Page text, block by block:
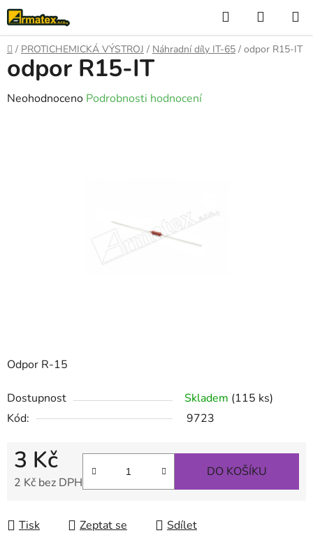
Přejít
na
obsah
Hledat
KOŠÍK
Domů
/ PROTICHEMICKÁ VÝSTROJ / Náhradní díly IT-65 / odpor R15-IT
Odpor R-15
Dostupnost Skladem (115 ks)
Kód:
9723
3 Kč
2 Kč bez DPH
DO KOŠÍKU
Tisk Zeptat se Sdílet
odpor R15-IT
Průměrné
Neohodnoceno Podrobnosti hodnocení